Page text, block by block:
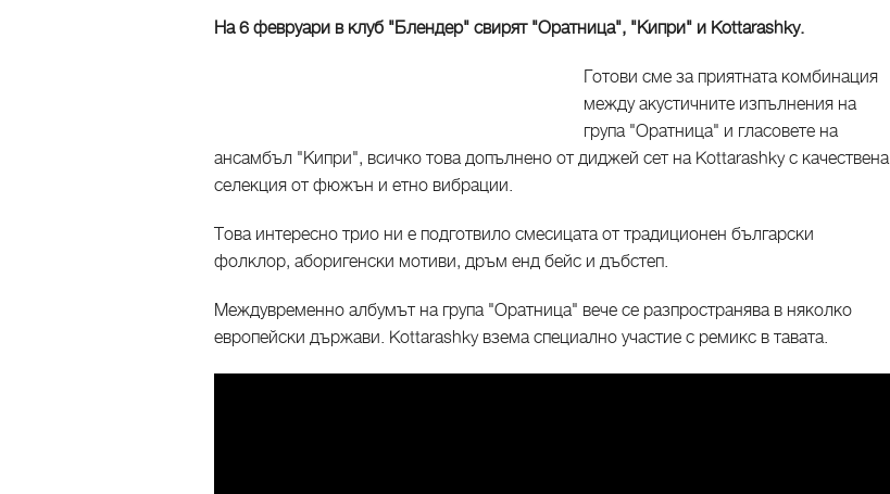
На 6 февруари в клуб "Блендер" свирят "Оратница", "Кипри" и Kottarashky.
Готови сме за приятната комбинация
между акустичните изпълнения на
група "Оратница" и гласовете на
ансамбъл "Кипри", всичко това допълнено от диджей сет на Kottarashkyс качествена
селекция от фюжън и етно вибрации.
Това интересно трио ни е подготвило смесицата от традиционен български
фолклор, аборигенски мотиви, дръм енд бейс и дъбстеп.
Междувременно албумът на група "Оратница" вече се разпространява в няколко
европейски държави. Kottarashky взема специално участие с ремикс в тавата.